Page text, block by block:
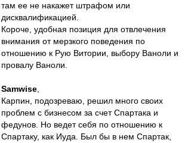
там ее не накажет штрафом или
дисквалификацией.
Короче, удобная позиция для отвлечения
внимания от мерзкого поведения по
отношению к Рую Витории, выбору Ваноли и
провалу Ваноли.
Samwise
Карпин, подозреваю, решил много своих
проблем с бизнесом за счет Спартака и
федунов. Но ведет себя по отношению к
Спартаку, как Иуда. Был бы в нем Спартак,